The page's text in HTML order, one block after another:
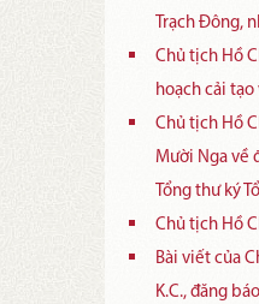
Trạch Đông,
Chủ tịch Hồ
hoạch cải
Chủ tịch Hồ
Mười Nga về
Tổng thư ký
Chủ tịch Hồ
Bài viết của
K.C., đăng